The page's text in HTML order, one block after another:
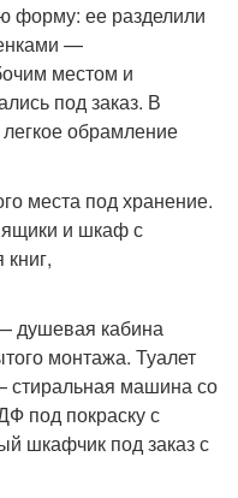
форму: ее разделили
—
местом и
под заказ. В
обрамление
места под хранение.
и шкаф с
душевая кабина
монтажа. Туалет
стиральная машина со
под покраску с
шкафчик под заказ с